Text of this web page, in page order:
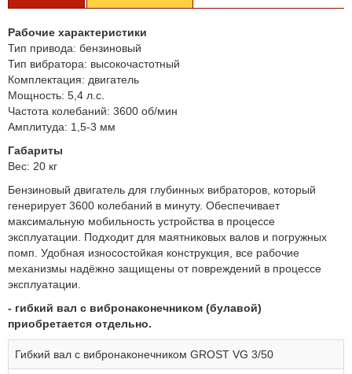
Рабочие характеристики
Тип привода: бензиновый
Тип вибратора: высокочастотный
Комплектация: двигатель
Мощность: 5,4 л.с.
Частота колебаний: 3600 об/мин
Амплитуда: 1,5-3 мм
Габариты
Вес: 20 кг
Бензиновый двигатель для глубинных вибраторов, который
генерирует 3600 колебаний в минуту. Обеспечивает
максимальную мобильность устройства в процессе
эксплуатации. Подходит для маятниковых валов и погружных
помп. Удобная износостойкая конструкция, все рабочие
механизмы надёжно защищены от повреждений в процессе
эксплуатации.
- гибкий вал с вибронаконечником (булавой)
приобретается отдельно.
Гибкий вал с вибронаконечником GROST VG 3/50